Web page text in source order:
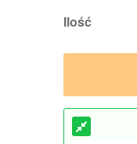
Ilość